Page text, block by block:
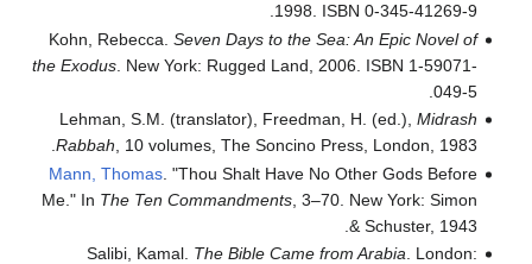
1998. ISBN 0-345-41269-9.
Kohn, Rebecca. Seven Days to the Sea: An Epic Novel of
the Exodus. New York: Rugged Land, 2006. ISBN 1-59071-
049-5.
Lehman, S.M. (translator), Freedman, H. (ed.), Midrash
Rabbah , 10 volumes, The Soncino Press, London, 1983.
Mann, Thomas. "Thou Shalt Have No Other Gods Before
Me." In The Ten Commandments, 3–70. New York: Simon
& Schuster, 1943.
Salibi, Kamal. The Bible Came from Arabia . London: